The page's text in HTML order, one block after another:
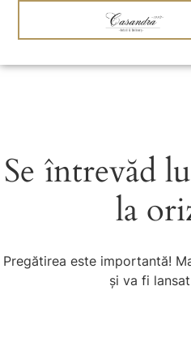
Se întrevăd
la
Pregătirea este importantă!
și va fi